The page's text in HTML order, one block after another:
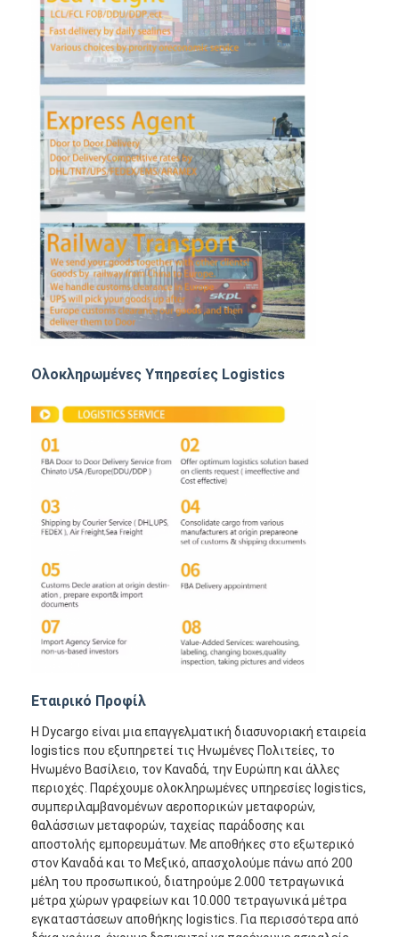
θαλάσσιο φορτίο
DDP Ναυτιλία από την Κίνα
εκφράστε τη ναυτιλία
ΦΟΡΤΙΟ ΡΑΓΩΝ
Ναυπηγεία στο Αμαζόνιο
Μεταφορές φορτηγών
Υπηρεσία αποθήκευσης
Ολοκληρωμένες Υπηρεσίες Logistics
Εταιρικό Προφίλ
Η Dycargo είναι μια επαγγελματική διασυνοριακή εταιρεία
logistics που εξυπηρετεί τις Ηνωμένες Πολιτείες, το
Ηνωμένο Βασίλειο, τον Καναδά, την Ευρώπη και άλλες
περιοχές. Παρέχουμε ολοκληρωμένες υπηρεσίες logistics,
συμπεριλαμβανομένων αεροπορικών μεταφορών,
θαλάσσιων μεταφορών, ταχείας παράδοσης και
αποστολής εμπορευμάτων. Με αποθήκες στο εξωτερικό
στον Καναδά και το Μεξικό, απασχολούμε πάνω από 200
μέλη του προσωπικού, διατηρούμε 2.000 τετραγωνικά
μέτρα χώρων γραφείων και 10.000 τετραγωνικά μέτρα
εγκαταστάσεων αποθήκης logistics. Για περισσότερα από